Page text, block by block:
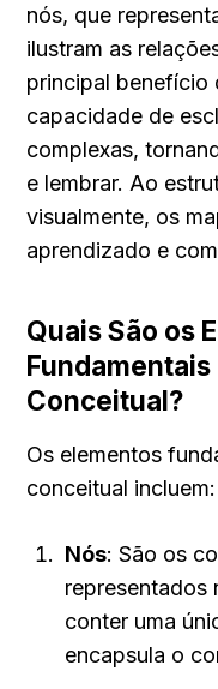
nós, que
ilustram as
principal benefício
capacidade de
complexas,
e lembrar. Ao
visualmente, os
aprendizado e
Quais São os
Fundamentais
Conceitual?
Os elementos
conceitual incluem:
Nós: São os
representados
conter uma
encapsula o